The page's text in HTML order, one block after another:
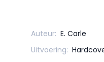
Auteur: E. Carle
Uitvoering: